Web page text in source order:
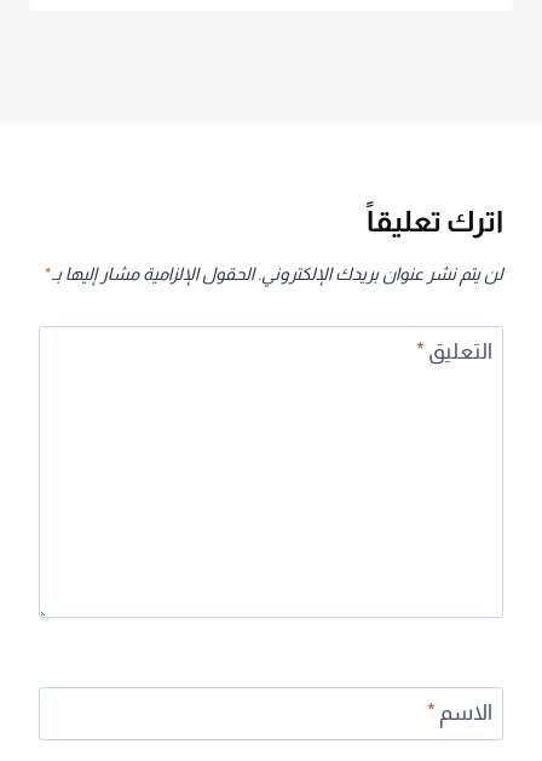
اترك تعليقاً
لن يتم نشر عنوان بريدك الإلكتروني. الحقول الإلزامية مشار إليها بـ*
التعليق *
الاسم *